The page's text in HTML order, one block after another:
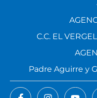
C.C. EL
Padre Aguirre y